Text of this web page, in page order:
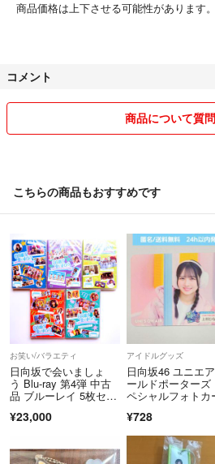
商品価格は上下させる可能性があります
で、コメントください。
商品の梱包は努力しますが、業者ではな
せていただく場合があります。
様、申し訳ありませんでした。
コメント
商品について質
こちらの商品もおすすめです
お笑い/バラエティ
日向坂で会いましょ
う Blu-ray 第4弾 中古
品 ブルーレイ 5枚セッ
¥23,000
アイドルグッズ
日向坂46 ユニエ
ールドポーター
ペシャルフォトカ
¥728